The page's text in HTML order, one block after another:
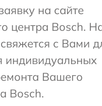
на сайте
центра Bosch.
с Вами
индивидуальных
Вашего
Bosch.